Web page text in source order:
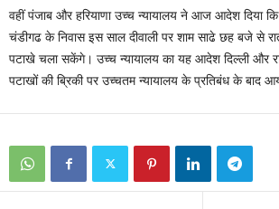
वहीं पंजाब और हरियाणा उच्च न्यायालय ने आज आदेश दिया
चंडीगढ के निवास इस साल दीवाली पर शाम साढे छह बजे से
पटाखे चला सकेंगे। उच्च न्यायालय का यह आदेश दिल्ली और
पटाखों की ब्रिकी पर उच्चतम न्यायालय के प्रतिबंध के बाद